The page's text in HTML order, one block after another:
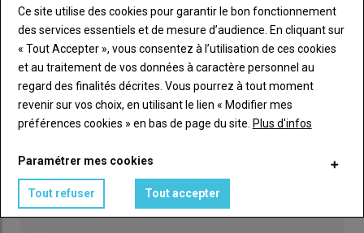
MÉTHANISATION BILAN CARBONE
FERTILISATION MATIÈRE ORGANIQUE ÉNERGIE
EFFLUENTS CHANGEMENT CLIMATIQUE PRAIRIE
PÂTURAGE
VOUS AIMEREZ AUSSI
Ce site utilise des cookies pour garantir le bon fonctionnement
des services essentiels et de mesure d’audience. En cliquant sur
« Tout Accepter », vous consentez à l’utilisation de ces cookies
et au traitement de vos données à caractère personnel au
regard des finalités décrites. Vous pourrez à tout moment
revenir sur vos choix, en utilisant le lien « Modifier mes
préférences cookies » en bas de page du site. Plus d'infos
Paramétrer mes cookies
Tout refuser Tout accepter